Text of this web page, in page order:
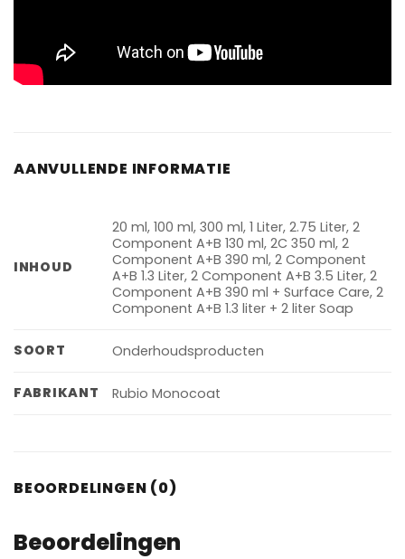
AANVULLENDE INFORMATIE
INHOUD
20 ml, 100 ml, 300 ml, 1 Liter, 2.75 Liter, 2
Component A+B 130 ml, 2C 350 ml, 2
Component A+B 390 ml, 2 Component
A+B 1.3 Liter, 2 Component A+B 3.5 Liter, 2
Component A+B 390 ml + Surface Care, 2
Component A+B 1.3 liter + 2 liter Soap
SOORT Onderhoudsproducten
FABRIKANT Rubio Monocoat
BEOORDELINGEN (0)
Beoordelingen